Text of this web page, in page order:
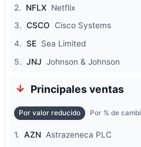
2.
NFLX Netflix
3. CSCO Cisco Systems
4. SE Sea Limited
5. JNJ Johnson & Johnson
Principales ventas
Por valor reducido Por % de
1. AZN Astrazeneca PLC